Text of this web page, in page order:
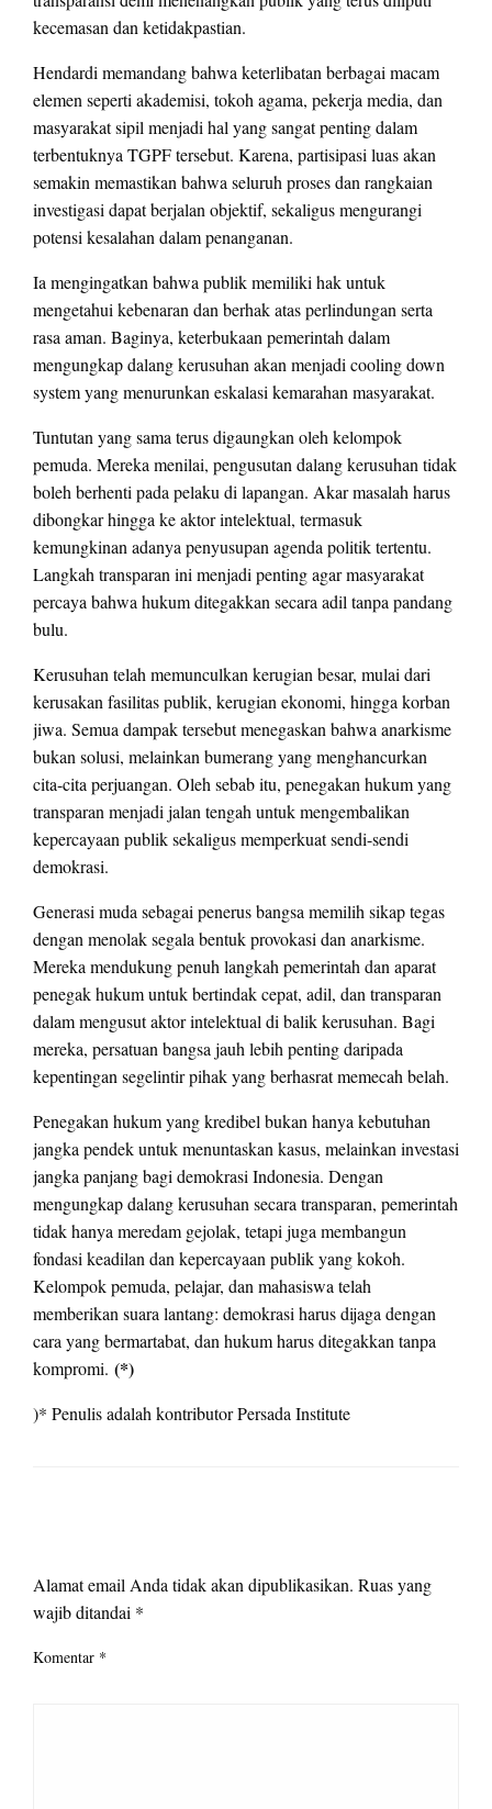
kecemasan dan ketidakpastian.
Hendardi memandang bahwa keterlibatan berbagai macam
elemen seperti akademisi, tokoh agama, pekerja media, dan
masyarakat sipil menjadi hal yang sangat penting dalam
terbentuknya TGPF tersebut. Karena, partisipasi luas akan
semakin memastikan bahwa seluruh proses dan rangkaian
investigasi dapat berjalan objektif, sekaligus mengurangi
potensi kesalahan dalam penanganan.
Ia mengingatkan bahwa publik memiliki hak untuk
mengetahui kebenaran dan berhak atas perlindungan serta
rasa aman. Baginya, keterbukaan pemerintah dalam
mengungkap dalang kerusuhan akan menjadi cooling down
system yang menurunkan eskalasi kemarahan masyarakat.
Tuntutan yang sama terus digaungkan oleh kelompok
pemuda. Mereka menilai, pengusutan dalang kerusuhan tidak
boleh berhenti pada pelaku di lapangan. Akar masalah harus
dibongkar hingga ke aktor intelektual, termasuk
kemungkinan adanya penyusupan agenda politik tertentu.
Langkah transparan ini menjadi penting agar masyarakat
percaya bahwa hukum ditegakkan secara adil tanpa pandang
bulu.
Kerusuhan telah memunculkan kerugian besar, mulai dari
kerusakan fasilitas publik, kerugian ekonomi, hingga korban
jiwa. Semua dampak tersebut menegaskan bahwa anarkisme
bukan solusi, melainkan bumerang yang menghancurkan
cita-cita perjuangan. Oleh sebab itu, penegakan hukum yang
transparan menjadi jalan tengah untuk mengembalikan
kepercayaan publik sekaligus memperkuat sendi-sendi
demokrasi.
Generasi muda sebagai penerus bangsa memilih sikap tegas
dengan menolak segala bentuk provokasi dan anarkisme.
Mereka mendukung penuh langkah pemerintah dan aparat
penegak hukum untuk bertindak cepat, adil, dan transparan
dalam mengusut aktor intelektual di balik kerusuhan. Bagi
mereka, persatuan bangsa jauh lebih penting daripada
kepentingan segelintir pihak yang berhasrat memecah belah.
Penegakan hukum yang kredibel bukan hanya kebutuhan
jangka pendek untuk menuntaskan kasus, melainkan investasi
jangka panjang bagi demokrasi Indonesia. Dengan
mengungkap dalang kerusuhan secara transparan, pemerintah
tidak hanya meredam gejolak, tetapi juga membangun
fondasi keadilan dan kepercayaan publik yang kokoh.
Kelompok pemuda, pelajar, dan mahasiswa telah
memberikan suara lantang: demokrasi harus dijaga dengan
cara yang bermartabat, dan hukum harus ditegakkan tanpa
kompromi. (*)
)* Penulis adalah kontributor Persada Institute
Alamat email Anda tidak akan dipublikasikan. Ruas yang
wajib ditandai *
Komentar *